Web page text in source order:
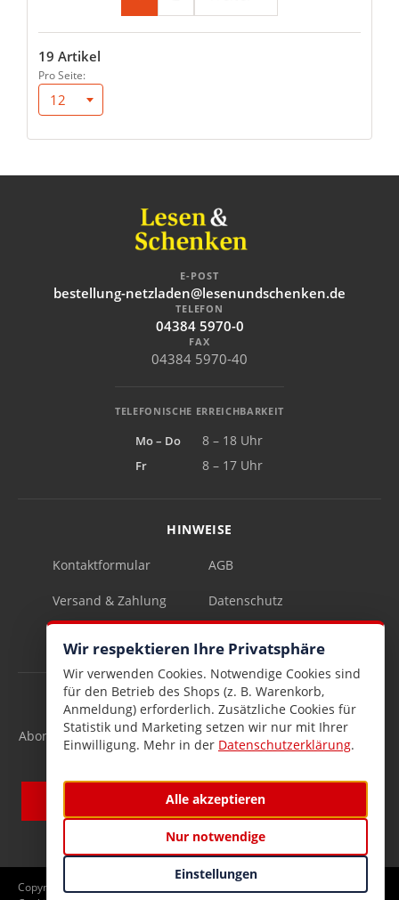
19 Artikel
Pro Seite:
12
E-POST
bestellung-netzladen@lesenundschenken.de
TELEFON
04384 5970-0
FAX
04384 5970-40
TELEFONISCHE ERREICHBARKEIT
Mo – Do
8 – 18 Uhr
Fr
8 – 17 Uhr
HINWEISE
Kontaktformular AGB
Versand & Zahlung Datenschutz
INFOBRIEF
Abonnieren Sie den kostenlosen Lesen & Schenken-Infobrief
und verpassen Sie keine Neuigkeiten mehr.
Copyright © 2026 Lesen und Schenken GmbH
Wir respektieren Ihre Privatsphäre
Wir verwenden Cookies. Notwendige Cookies sind
für den Betrieb des Shops (z. B. Warenkorb,
Anmeldung) erforderlich. Zusätzliche Cookies für
Statistik und Marketing setzen wir nur mit Ihrer
Einwilligung. Mehr in der Datenschutzerklärung.
Alle akzeptieren
Nur notwendige
Einstellungen